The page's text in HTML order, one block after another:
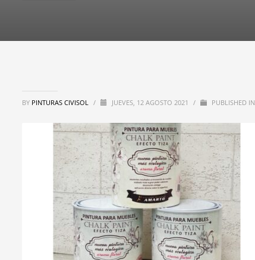
BY PINTURAS CIVISOL / JUEVES, 12 AGOSTO 2021 / PUBLISHED IN